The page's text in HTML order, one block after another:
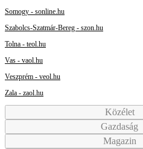
Somogy - sonline.hu
Szabolcs-Szatmár-Bereg - szon.hu
Tolna - teol.hu
Vas - vaol.hu
Veszprém - veol.hu
Zala - zaol.hu
Közélet
Gazdaság
Magazin